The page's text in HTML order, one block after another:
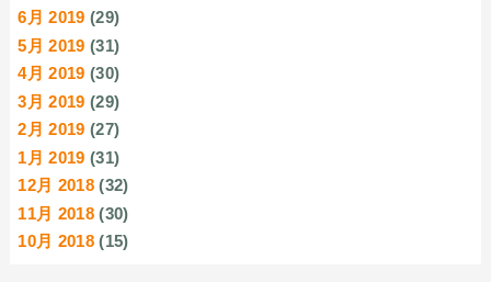
6月 2019 (29)
5月 2019 (31)
4月 2019 (30)
3月 2019 (29)
2月 2019 (27)
1月 2019 (31)
12月 2018 (32)
11月 2018 (30)
10月 2018 (15)